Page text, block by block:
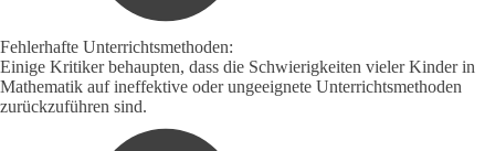
Fehlerhafte Unterrichtsmethoden:
Einige Kritiker behaupten, dass die Schwierigkeiten vieler Kinder in
Mathematik auf ineffektive oder ungeeignete Unterrichtsmethoden
zurückzuführen sind.